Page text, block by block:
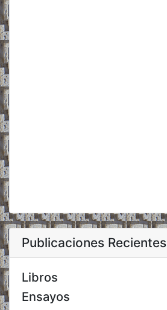
Publicaciones Recientes
Libros
Ensayos